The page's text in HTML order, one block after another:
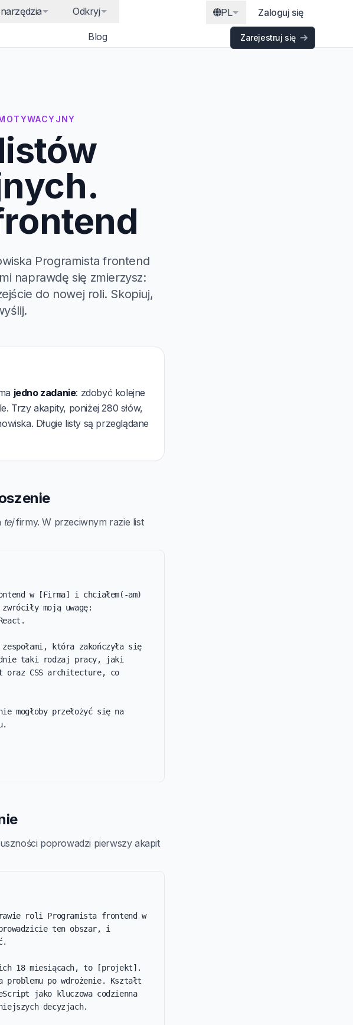
Odkryj
Blog
PL Zaloguj się
Zarejestruj się
Programista frontend
naprawdę się zmierzysz:
do nowej roli. Skopiuj,
jedno zadanie: zdobyć kolejne
Trzy akapity, poniżej 280 słów,
Długie listy są przeglądane
tejfirmy. W przeciwnym razie list
w [Firma] i chciałem(-am)
moją uwagę:
która zakończyła się
taki rodzaj pracy, jaki
oraz CSS architecture, co
mogłoby przełożyć się na
poprowadzi pierwszy akapit
roli Programista frontend w
ten obszar, i
18 miesiącach, to [projekt].
problemu po wdrożenie. Kształt
jako kluczowa codzienna
decyzjach.